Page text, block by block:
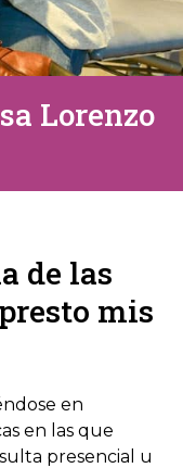
Lorenzo
de las
mis
en
en las que
presencial u